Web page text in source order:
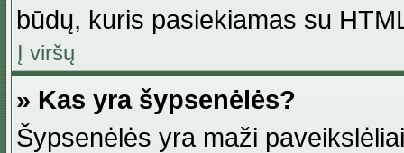
būdų, kuris pasiekiamas su
Į viršų
» Kas yra šypsenėlės?
Šypsenėlės yra maži